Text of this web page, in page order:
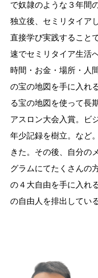
で奴隷のような３年間
独立後、セミリタイア
直接学び実践すること
速でセミリタイア生活へ
時間・お金・場所・人
の宝の地図を手に入れ
る宝の地図を使って長
アスロン大会入賞。ビ
年少記録を樹立。など
きた。その後、自分の
グラムにてたくさんの
の４大自由を手に入れ
の自由人を排出している